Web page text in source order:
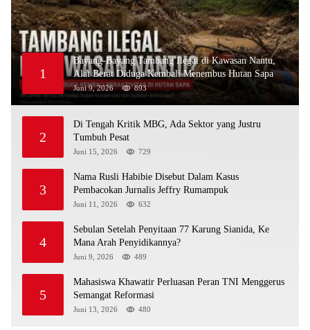
1
Bayang-Bayang Tambang Ilegal di Kawasan Nantu,
Alat Berat Diduga Kembali Menembus Hutan Sapa
Juni 9, 2026 893
2
Di Tengah Kritik MBG, Ada Sektor yang Justru
Tumbuh Pesat
Juni 15, 2026 729
3
Nama Rusli Habibie Disebut Dalam Kasus
Pembacokan Jurnalis Jeffry Rumampuk
Juni 11, 2026 632
4
Sebulan Setelah Penyitaan 77 Karung Sianida, Ke
Mana Arah Penyidikannya?
Juni 9, 2026 489
5
Mahasiswa Khawatir Perluasan Peran TNI Menggerus
Semangat Reformasi
Juni 13, 2026 480